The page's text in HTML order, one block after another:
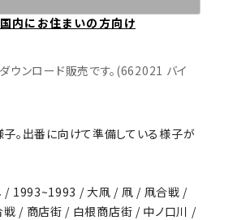
内にお住まいの方向け
ウンロード販売です。(662021 バイ
。出番に向けて準備している様子が
/ 1993~1993 / 大凧 / 凧 / 凧合戦 /
/ 商店街 / 白根商店街 / 中ノ口川 /